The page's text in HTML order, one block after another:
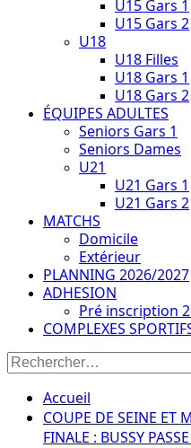
U15 Gars 1
U15 Gars 2
U18
U18 Filles
U18 Gars 1
U18 Gars 2
ÉQUIPES ADULTES
Seniors Gars 1
Seniors Dames
U21
U21 Gars 1
U21 Gars 2
MATCHS
Domicile
Extérieur
PLANNING 2026/2027
ADHESION
Pré inscription
COMPLEXES
Accueil
COUPE DE SEINE ET
FINALE : BUSSY